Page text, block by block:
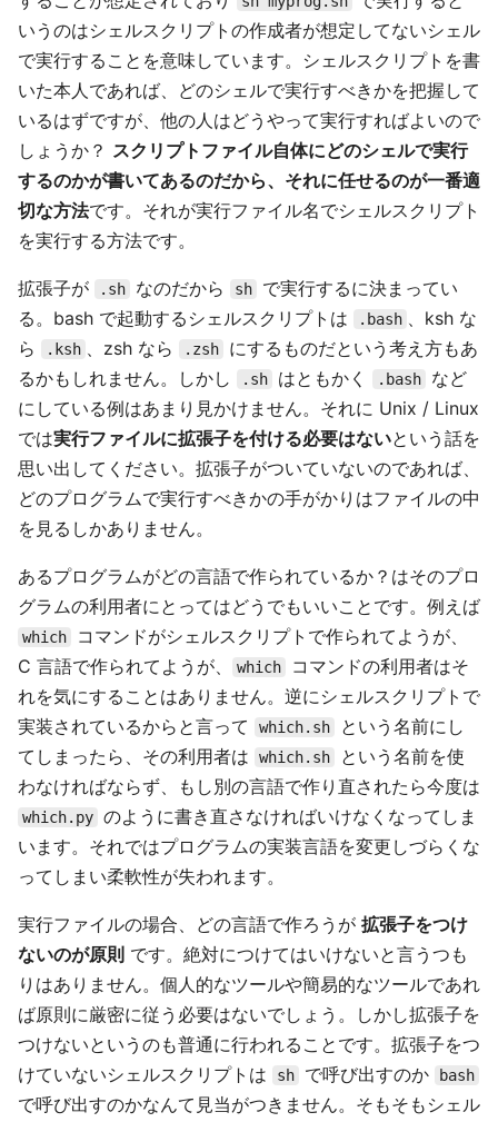
いうのはシェルスクリプトの作成者が想定してないシェル
で実行することを意味しています。シェルスクリプトを書
いた本人であれば、どのシェルで実行すべきかを把握して
いるはずですが、他の人はどうやって実行すればよいので
しょうか？ スクリプトファイル自体にどのシェルで実行
するのかが書いてあるのだから、それに任せるのが一番適
切な方法です。それが実行ファイル名でシェルスクリプト
を実行する方法です。
拡張子が .sh なのだから sh
で実行するに決まってい
る。bash で起動するシェルスクリプトは
.bash 、ksh な
ら
.ksh 、zsh なら .zsh
にするものだという考え方もあ
るかもしれません。しかし
.sh はともかく .bash
など
にしている例はあまり見かけません。それに Unix / Linux
では実行ファイルに拡張子を付ける必要はないという話を
思い出してください。拡張子がついていないのであれば、
どのプログラムで実行すべきかの手がかりはファイルの中
を見るしかありません。
あるプログラムがどの言語で作られているか？はそのプロ
グラムの利用者にとってはどうでもいいことです。例えば
which
コマンドがシェルスクリプトで作られてようが、
C 言語で作られてようが、
which
コマンドの利用者はそ
れを気にすることはありません。逆にシェルスクリプトで
実装されているからと言って
which.sh
という名前にし
てしまったら、その利用者は
which.sh
という名前を使
わなければならず、もし別の言語で作り直されたら今度は
which.py のように書き直さなければいけなくなってしま
います。それではプログラムの実装言語を変更しづらくな
ってしまい柔軟性が失われます。
実行ファイルの場合、どの言語で作ろうが 拡張子をつけ
ないのが原則 です。絶対につけてはいけないと言うつも
りはありません。個人的なツールや簡易的なツールであれ
ば原則に厳密に従う必要はないでしょう。しかし拡張子を
つけないというのも普通に行われることです。拡張子をつ
けていないシェルスクリプトは
sh で呼び出すのか bash
で呼び出すのかなんて見当がつきません。そもそもシェル